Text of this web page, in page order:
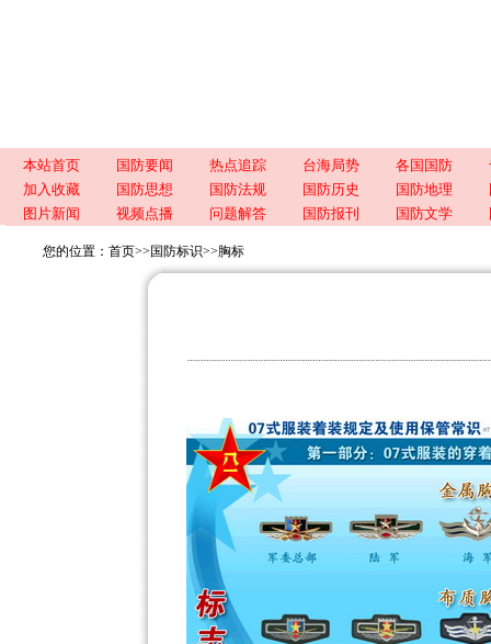
本站首页 国防要闻 热点追踪 台海局势 各国国防
加入收藏
国防思想 国防法规 国防历史 国防地理
图片新闻
视频点播 问题解答 国防报刊 国防文学
您的位置： 首页>> 国防标识>> 胸标